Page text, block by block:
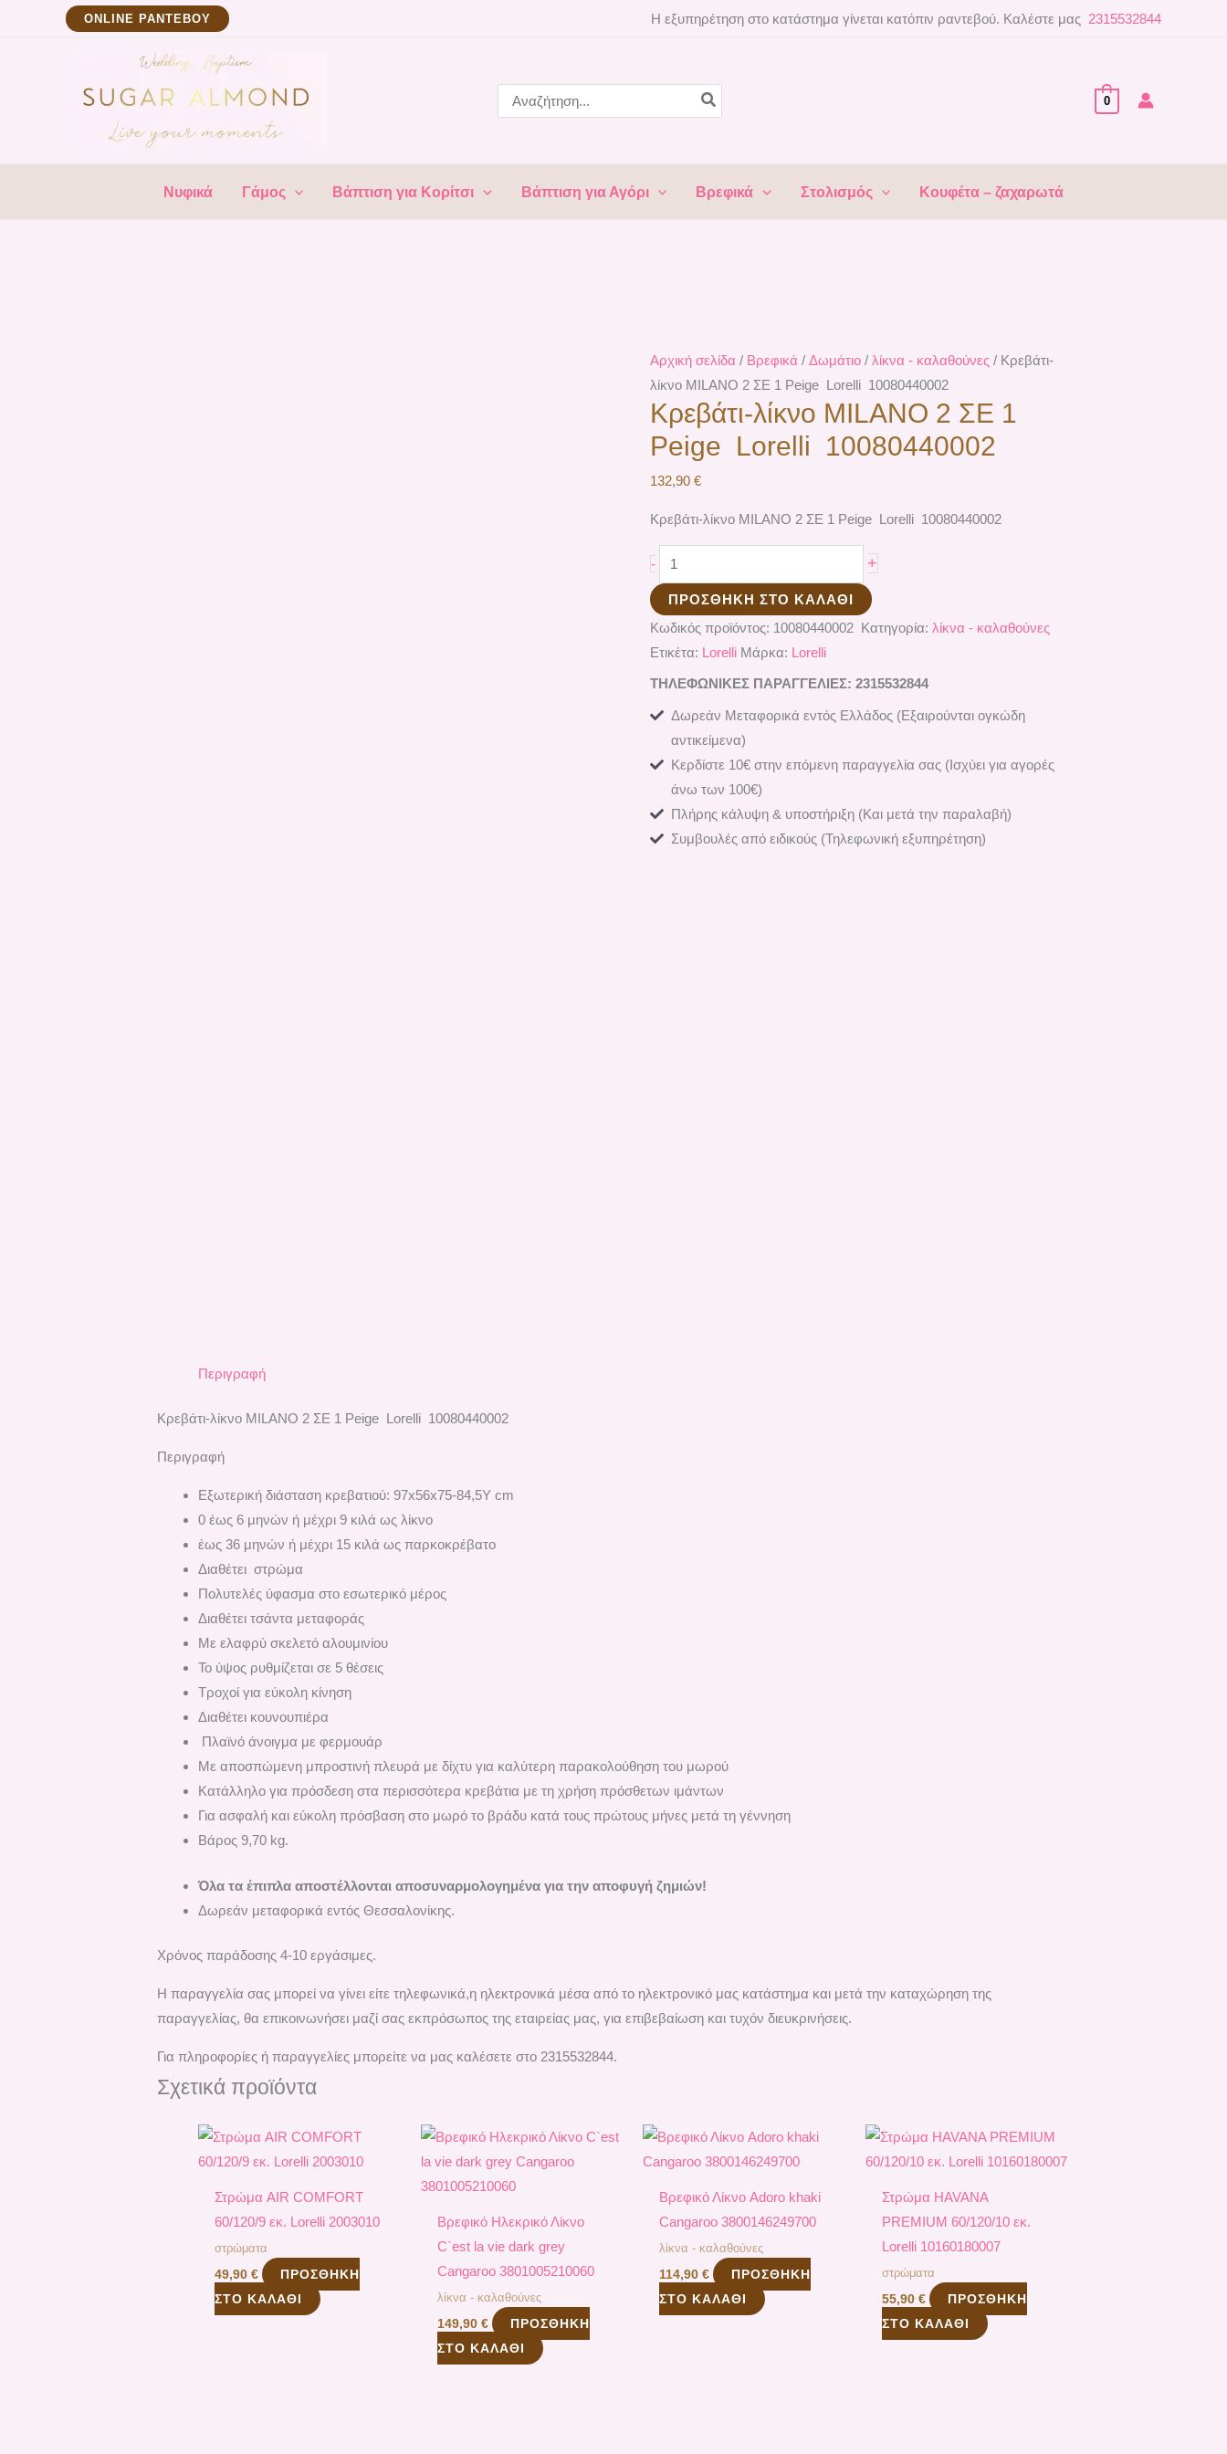
ΟNLINE ΡΑΝΤΕΒΟΥ Η εξυπηρέτηση στο κατάστημα γίνεται κατόπιν ραντεβού. Καλέστε μας 2315532844
for:
0
Νυφικά Γάμος Βάπτιση για Κορίτσι Βάπτιση για Αγόρι Βρεφικά Στολισμός Κουφέτα – ζαχαρωτά
Αρχική σελίδα / Βρεφικά / Δωμάτιο / λίκνα - καλαθούνες / Κρεβάτι-
λίκνο MILANO 2 ΣΕ 1 Peige Lorelli 10080440002
Κρεβάτι-λίκνο MILANO 2 ΣΕ 1
Peige Lorelli 10080440002
132,90 €
Κρεβάτι-λίκνο MILANO 2 ΣΕ 1 Peige Lorelli 10080440002
-
Κρεβάτι-
2
+
ΠΡΟΣΘΉΚΗ ΣΤΟ ΚΑΛΆΘΙ
Κωδικός προϊόντος: 10080440002 Κατηγορία: λίκνα - καλαθούνες
Ετικέτα: Lorelli Μάρκα: Lorelli
ΤΗΛΕΦΩΝΙΚΕΣ ΠΑΡΑΓΓΕΛΙΕΣ: 2315532844
Δωρεάν Μεταφορικά εντός Ελλάδος (Εξαιρούνται ογκώδη
αντικείμενα)
Κερδίστε 10€ στην επόμενη παραγγελία σας (Ισχύει για αγορές
άνω των 100€)
Πλήρης κάλυψη & υποστήριξη (Και μετά την παραλαβή)
Συμβουλές από ειδικούς (Τηλεφωνική εξυπηρέτηση)
Περιγραφή
Κρεβάτι-λίκνο MILANO 2 ΣΕ 1 Peige Lorelli 10080440002
Περιγραφή
Εξωτερική διάσταση κρεβατιού: 97x56x75-84,5Υ cm
0 έως 6 μηνών ή μέχρι 9 κιλά ως λίκνο
έως 36 μηνών ή μέχρι 15 κιλά ως παρκοκρέβατο
Διαθέτει στρώμα
Πολυτελές ύφασμα στο εσωτερικό μέρος
Διαθέτει τσάντα μεταφοράς
Με ελαφρύ σκελετό αλουμινίου
Το ύψος ρυθμίζεται σε 5 θέσεις
Τροχοί για εύκολη κίνηση
Διαθέτει κουνουπιέρα
Πλαϊνό άνοιγμα με φερμουάρ
Με αποσπώμενη μπροστινή πλευρά με δίχτυ για καλύτερη παρακολούθηση του μωρού
Κατάλληλο για πρόσδεση στα περισσότερα κρεβάτια με τη χρήση πρόσθετων ιμάντων
Για ασφαλή και εύκολη πρόσβαση στο μωρό το βράδυ κατά τους πρώτους μήνες μετά τη γέννηση
Βάρος 9,70 kg.
Όλα τα έπιπλα αποστέλλονται αποσυναρμολογημένα για την αποφυγή ζημιών!
Δωρεάν μεταφορικά εντός Θεσσαλονίκης.
Χρόνος παράδοσης 4-10 εργάσιμες.
H παραγγελία σας μπορεί να γίνει είτε τηλεφωνικά,η ηλεκτρονικά μέσα από το ηλεκτρονικό μας κατάστημα και μετά την καταχώρηση της
παραγγελίας, θα επικοινωνήσει μαζί σας εκπρόσωπος της εταιρείας μας, για επιβεβαίωση και τυχόν διευκρινήσεις.
Για πληροφορίες ή παραγγελίες μπορείτε να μας καλέσετε στο 2315532844.
Σχετικά προϊόντα
Στρώμα AIR COMFORT
60/120/9 εκ. Lorelli 2003010
στρώματα
49,90€
ΠΡΟΣΘΉΚΗ
ΣΤΟ ΚΑΛΆΘΙ
Βρεφικό Ηλεκρικό Λίκνο
C`est la vie dark grey
Cangaroo 3801005210060
λίκνα - καλαθούνες
149,90 €
ΠΡΟΣΘΉΚΗ
ΣΤΟ ΚΑΛΆΘΙ
Βρεφικό Λίκνο Adoro khaki
Cangaroo 3800146249700
λίκνα - καλαθούνες
114,90€
ΠΡΟΣΘΉΚΗ
ΣΤΟ ΚΑΛΆΘΙ
Στρώμα HAVANA
PREMIUM 60/120/10 εκ.
Lorelli 10160180007
στρώματα
55,90€
ΠΡΟΣΘΉΚΗ
ΣΤΟ ΚΑΛΆΘΙ